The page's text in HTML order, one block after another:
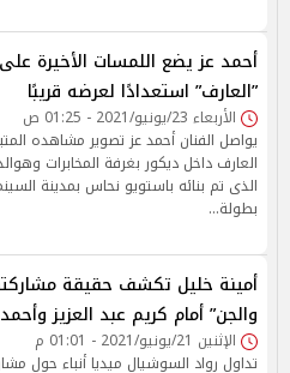
أحمد عز يضع اللمسات الأخيرة
”العارف” استعدادًا لعرضه قريبًا
الأربعاء 23/يونيو/2021 - 01:25 ص
يواصل الفنان أحمد عز تصوير مشاهده
العارف داخل ديكور بغرفة المخابرات
الذى تم بنائه باستويو نحاس بمدينة
بطولة…
أمينة خليل تكشف حقيقة
والجن” أمام كريم عبد العزيز
الإثنين 21/يونيو/2021 - 01:01 م
تداول رواد السوشيال ميديا أنباء حول